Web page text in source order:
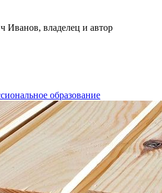
Иванов, владелец и автор
образование